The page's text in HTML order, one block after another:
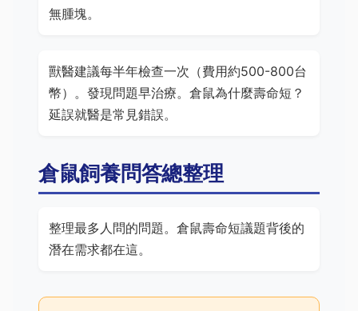
無腫塊。
獸醫建議每半年檢查一次（費用約500-800台
幣）。發現問題早治療。倉鼠為什麼壽命短？
延誤就醫是常見錯誤。
倉鼠飼養問答總整理
整理最多人問的問題。倉鼠壽命短議題背後的
潛在需求都在這。